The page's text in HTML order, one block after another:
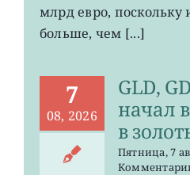
млрд евро, поскольку
больше, чем [...]
7
08, 2026
GLD,
начал
в
Пятница, 7